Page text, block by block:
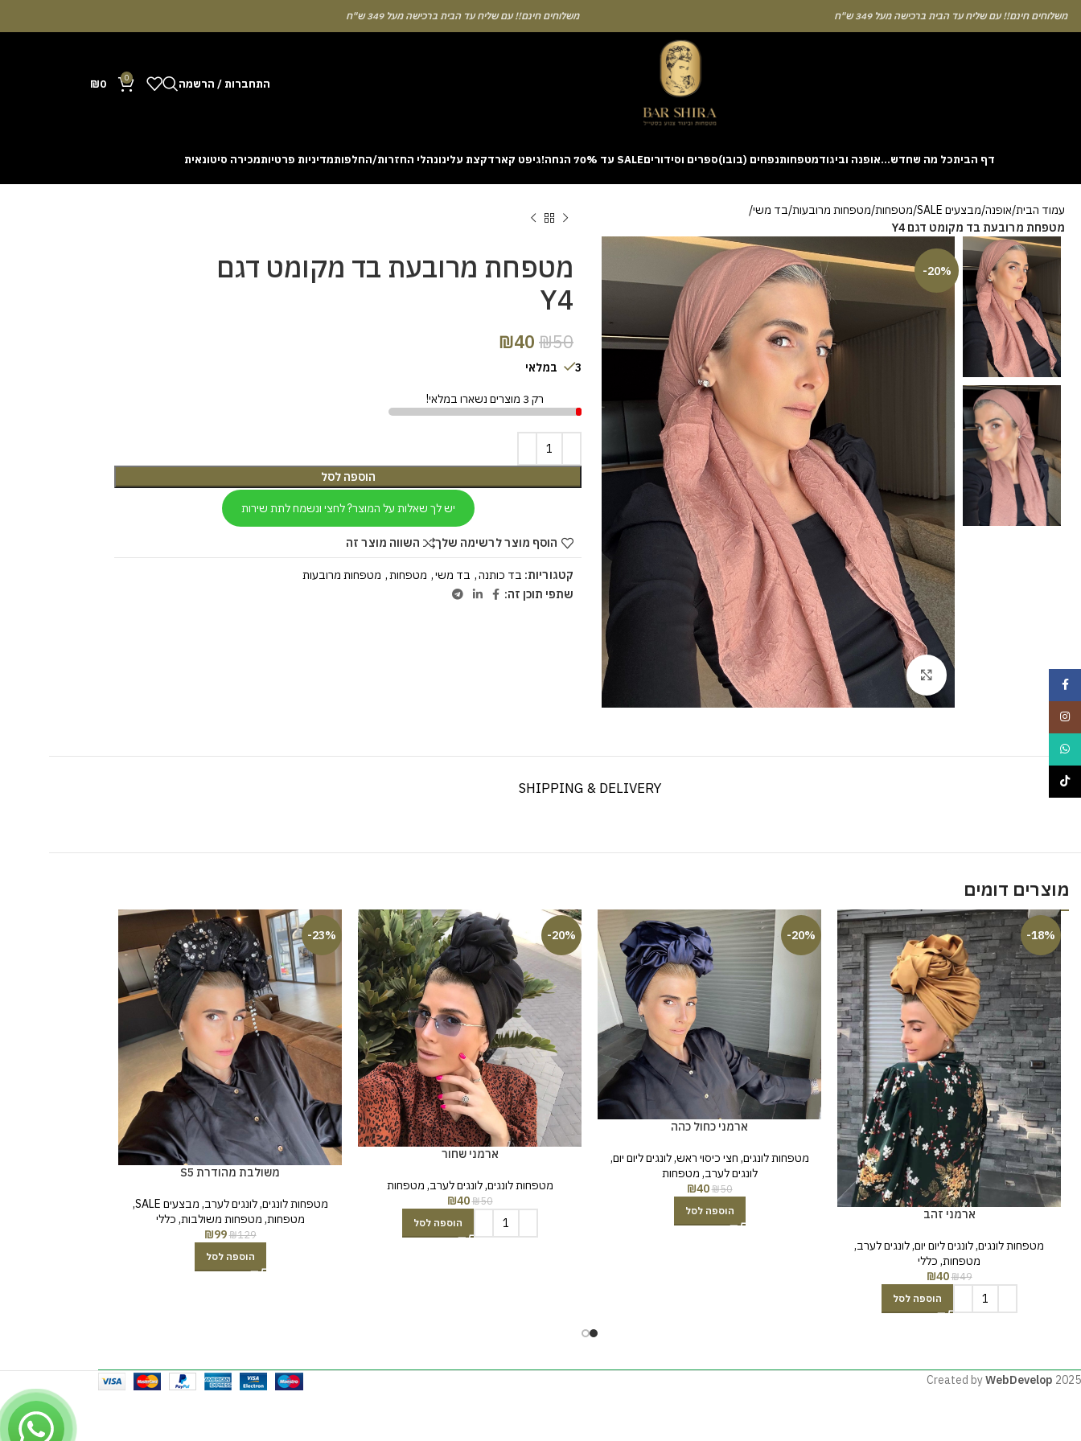
חינם!! עם שליח עד הבית ברכישה מעל 349 ש"ח משלוחים חינם!! עם שליח עד הבית ברכישה מעל 349 ש"ח
התחברות / הרשמה 0
₪0
דף הביתכל מה שחדש…אופנה וביגודמטפחותנפחים (בובו)ספרים וסידוריםSALE עד 70% הנחה! גיפט קארדקצת עלינונהלי החזרות/החלפותמדיניות פרטיותמכירה סיטונאית
cash out before a rising multiplier disappears from view. Learning the rhythm can take a few attempts. A helpful way to begin without risk is to use the Aviator demo mode and familiarise yourself
with the interface. Some enthusiasts share tactics on sites like [aviatordreamliner.com] where they discuss the statistical probability of long sessions. Reading these guides often reveals how the
provably fair system guarantees genuine randomness for every single bet you decide to place.
עמוד הבית אופנה מבצעים SALE מטפחות מטפחות מרובעות בד משי
מטפחת מרובעת בד מקומט דגם Y4
-20%
Click to enlarge
מטפחת מרובעת בד מקומט דגם
Y4
₪50
₪40
3 במלאי
רק 3 מוצרים נשארו במלאי!
הוספה לסל
יש לך שאלות על המוצר? לחצי ונשמח לתת שירות
הוסף מוצר לרשימה שלך השווה מוצר זה
קטגוריות: בד כותנה, בד משי, מטפחות, מטפחות מרובעות
שתפי תוכן זה:
SHIPPING & DELIVERY
מוצרים דומים
-18%
ארמני זהב
מטפחות לונגים,לונגים ליום יום,לונגים לערב,
מטפחות, כללי
₪49
₪40
הוספה לסל
-20%
ארמני כחול כהה
מטפחות לונגים, חצי כיסוי ראש,לונגים ליום יום,
לונגים לערב, מטפחות
₪50
₪40
הוספה לסל
-20%
ארמני שחור
מטפחות לונגים,לונגים לערב, מטפחות
₪50
₪40
הוספה לסל
-23%
משולבת מהודרת S5
מטפחות לונגים,לונגים לערב, מבצעים SALE
,
מטפחות, מטפחות משולבות, כללי
₪129
₪99
הוספה לסל
Created byWebDevelop 2025